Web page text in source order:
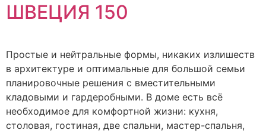
ШВЕЦИЯ 150
Простые и нейтральные формы, никаких излишеств
в архитектуре и оптимальные для большой семьи
планировочные решения с вместительными
кладовыми и гардеробными. В доме есть всё
необходимое для комфортной жизни: кухня,
столовая, гостиная, две спальни, мастер-спальня,